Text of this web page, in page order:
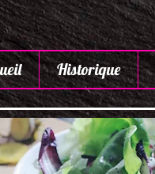
Historique